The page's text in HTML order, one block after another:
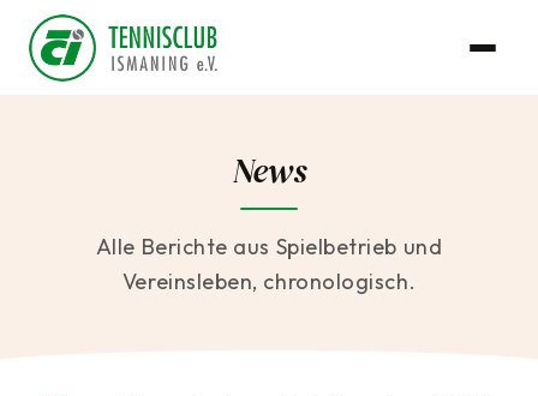
News
Alle Berichte aus Spielbetrieb und
Vereinsleben, chronologisch.